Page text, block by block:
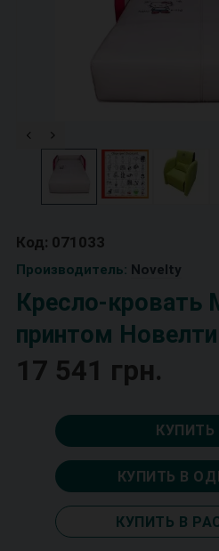
Код: 071033
Производитель: Novelty
Кресло-кровать
принтом Новелти
17 541 грн.
КУПИТЬ
КУПИТЬ В
КУПИТЬ В